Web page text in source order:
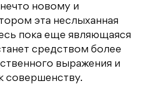
новому и
эта неслыханная
пока еще являющаяся
средством более
выражения и
совершенству.